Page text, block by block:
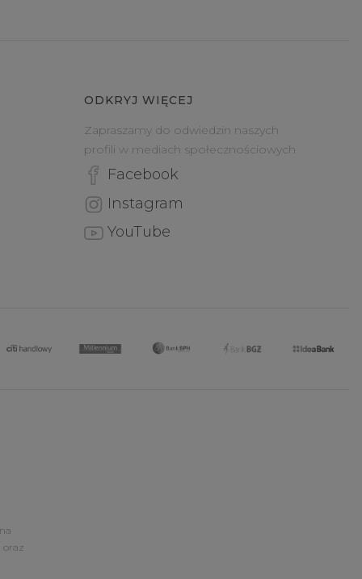
ODKRYJ WIĘCEJ
Zapraszamy do odwiedzin naszych
profili w mediach społecznościowych
Facebook
Instagram
YouTube
oraz